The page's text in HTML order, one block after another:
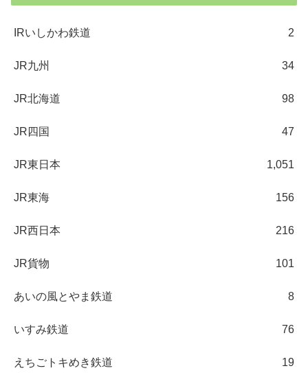
IRいしかわ鉄道 2
JR九州 34
JR北海道 98
JR四国 47
JR東日本 1,051
JR東海 156
JR西日本 216
JR貨物 101
あいの風とやま鉄道 8
いすみ鉄道 76
えちごトキめき鉄道 19